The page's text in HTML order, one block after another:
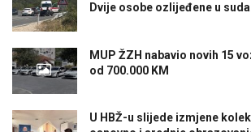
Dvije osobe ozlijeđene u
MUP ŽZH nabavio novih 15
od 700.000 KM
U HBŽ-u slijede izmjene